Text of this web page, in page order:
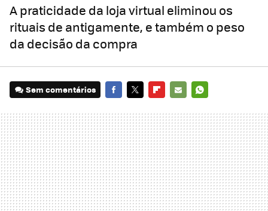
A praticidade da loja virtual eliminou os
rituais de antigamente, e também o peso
da decisão da compra
Sem comentários
MAIL